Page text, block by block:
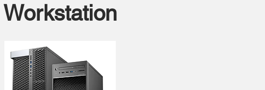
Workstation